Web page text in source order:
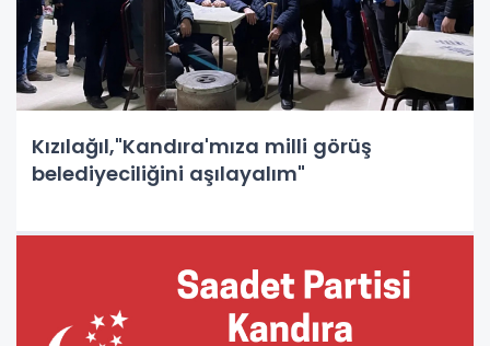
Kızılağıl,"Kandıra'mıza milli görüş
belediyeciliğini aşılayalım"